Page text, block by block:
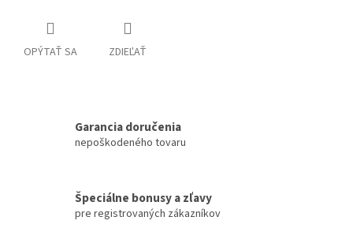
OPÝTAŤ SA ZDIEĽAŤ
Garancia doručenia
nepoškodeného tovaru
Špeciálne bonusy a zľavy
pre registrovaných zákazníkov